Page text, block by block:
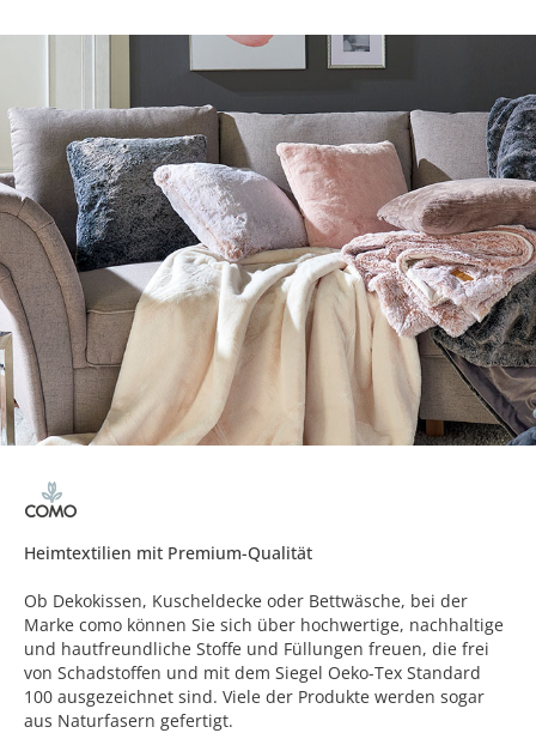
Heimtextilien mit Premium-Qualität
Ob Dekokissen, Kuscheldecke oder Bettwäsche, bei der
Marke como können Sie sich über hochwertige, nachhaltige
und hautfreundliche Stoffe und Füllungen freuen, die frei
von Schadstoffen und mit dem Siegel Oeko-Tex Standard
100 ausgezeichnet sind. Viele der Produkte werden sogar
aus Naturfasern gefertigt.